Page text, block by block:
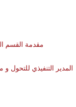
32_مقدمة القسم
33_المدير التنفيذي للتحول